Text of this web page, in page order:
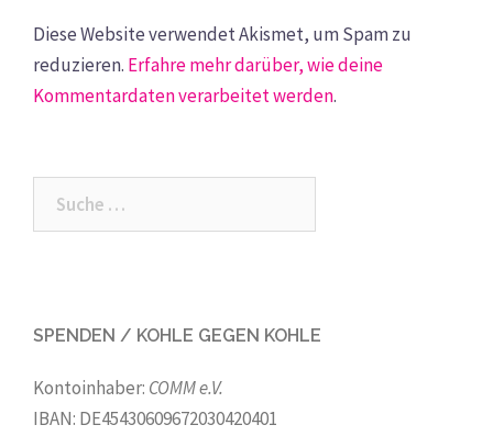
Diese Website verwendet Akismet, um Spam zu
reduzieren. Erfahre mehr darüber, wie deine
Kommentardaten verarbeitet werden.
SPENDEN / KOHLE GEGEN KOHLE
Kontoinhaber: COMM e.V.
IBAN: DE45430609672030420401